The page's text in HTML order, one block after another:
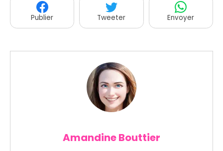
Publier Tweeter Envoyer
Amandine Bouttier